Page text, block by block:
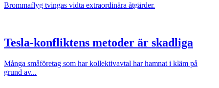
Brommaflyg tvingas vidta extraordinära åtgärder.
Tesla-konfliktens metoder är skadliga
Många småföretag som har kollektivavtal har hamnat i kläm på
grund av...